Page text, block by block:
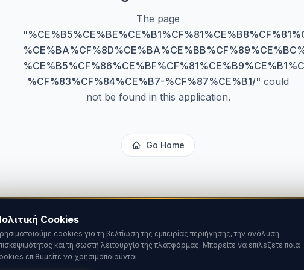
The page
"
%CF%83%CF%84%CE%B7-%CF%87%CE%B1/" could
not be found in this application.
Go Home
Cookies
cookies για τη βελτίωση της εμπειρίας περιήγησης, την ανάλυση
και τη σωστή λειτουργία της πλατφόρμας. Μπορείτε να επιλέξετε ποια
επιθυμείτε να χρησιμοποιούνται.